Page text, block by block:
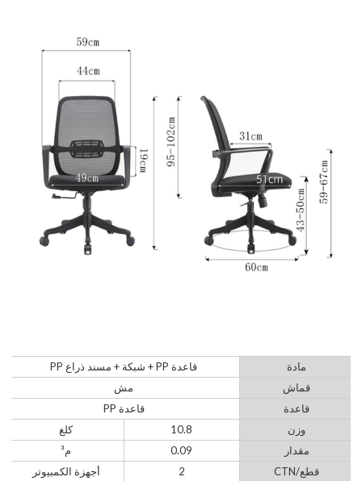
مادة
قاعدة PP + شبكة + مسند ذراع PP
قماش
مش
قاعدة
قاعدة PP
وزن
10.8
كلغ
مقدار
0.09
م³
قطع/CTN
2
أجهزة الكمبيوتر